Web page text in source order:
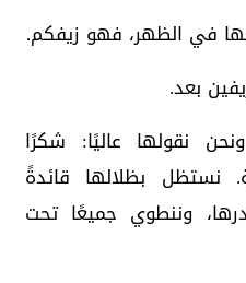
في الظهر، فهو زيفكم.
بعد.
نقولها عاليًا: شكرًا
نستظل بظلالها قائدةً
وننطوي جميعًا تحت